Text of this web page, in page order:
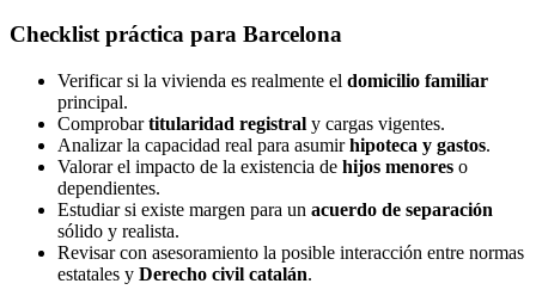
Checklist práctica para Barcelona
Verificar si la vivienda es realmente el domicilio familiar
principal.
Comprobartitularidad registral y cargas vigentes.
Analizar la capacidad real para asumirhipoteca y gastos.
Valorar el impacto de la existencia de hijos menores o
dependientes.
Estudiar si existe margen para un acuerdo de separación
sólido y realista.
Revisar con asesoramiento la posible interacción entre normas
estatales y Derecho civil catalán.